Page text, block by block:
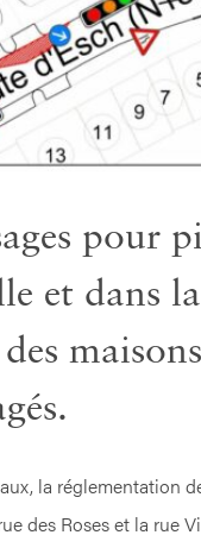
pour
et dans
la réglementation
des Roses et la rue